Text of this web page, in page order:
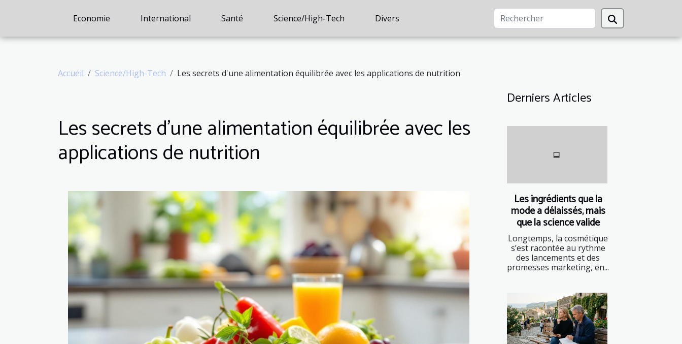
Economie International Santé Science/High-Tech Divers
Accueil Science/High-Tech Les secrets d'une alimentation équilibrée avec les applications de nutrition
Les secrets d'une alimentation équilibrée avec les
applications de nutrition
Derniers Articles
Les ingrédients que la
mode a délaissés, mais
que la science valide
Longtemps, la cosmétique
s’est racontée au rythme
des lancements et des
promesses marketing, en...